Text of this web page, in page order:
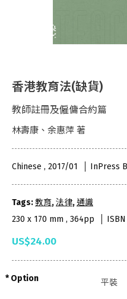
香港教育法(缺貨)
教師註冊及僱傭合約篇
林壽康、余惠萍 著
Chinese , 2017/01 InPress
Tags:教育,法律,通識
230 x 170 mm , 364pp
US$24.00
Option